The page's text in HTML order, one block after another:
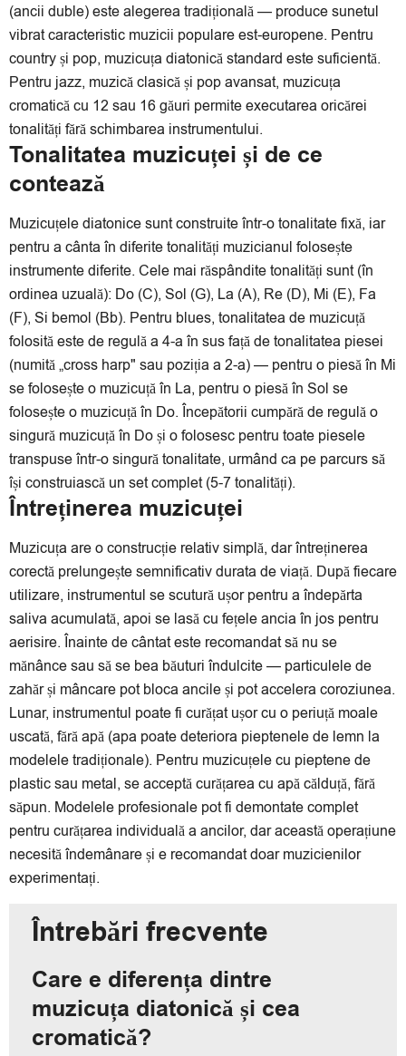
(ancii duble) este alegerea tradițională — produce sunetul
vibrat caracteristic muzicii populare est-europene. Pentru
country și pop, muzicuța diatonică standard este suficientă.
Pentru jazz, muzică clasică și pop avansat, muzicuța
cromatică cu 12 sau 16 găuri permite executarea oricărei
tonalități fără schimbarea instrumentului.
Tonalitatea muzicuței și de ce
contează
Muzicuțele diatonice sunt construite într-o tonalitate fixă, iar
pentru a cânta în diferite tonalități muzicianul folosește
instrumente diferite. Cele mai răspândite tonalități sunt (în
ordinea uzuală): Do (C), Sol (G), La (A), Re (D), Mi (E), Fa
(F), Si bemol (Bb). Pentru blues, tonalitatea de muzicuță
folosită este de regulă a 4-a în sus față de tonalitatea piesei
(numită „cross harp" sau poziția a 2-a) — pentru o piesă în Mi
se folosește o muzicuță în La, pentru o piesă în Sol se
folosește o muzicuță în Do. Începătorii cumpără de regulă o
singură muzicuță în Do și o folosesc pentru toate piesele
transpuse într-o singură tonalitate, urmând ca pe parcurs să
își construiască un set complet (5-7 tonalități).
Întreținerea muzicuței
Muzicuța are o construcție relativ simplă, dar întreținerea
corectă prelungește semnificativ durata de viață. După fiecare
utilizare, instrumentul se scutură ușor pentru a îndepărta
saliva acumulată, apoi se lasă cu fețele ancia în jos pentru
aerisire. Înainte de cântat este recomandat să nu se
mănânce sau să se bea băuturi îndulcite — particulele de
zahăr și mâncare pot bloca ancile și pot accelera coroziunea.
Lunar, instrumentul poate fi curățat ușor cu o periuță moale
uscată, fără apă (apa poate deteriora pieptenele de lemn la
modelele tradiționale). Pentru muzicuțele cu pieptene de
plastic sau metal, se acceptă curățarea cu apă călduță, fără
săpun. Modelele profesionale pot fi demontate complet
pentru curățarea individuală a ancilor, dar această operațiune
necesită îndemânare și e recomandat doar muzicienilor
experimentați.
Întrebări frecvente
Care e diferența dintre
muzicuța diatonică și cea
cromatică?